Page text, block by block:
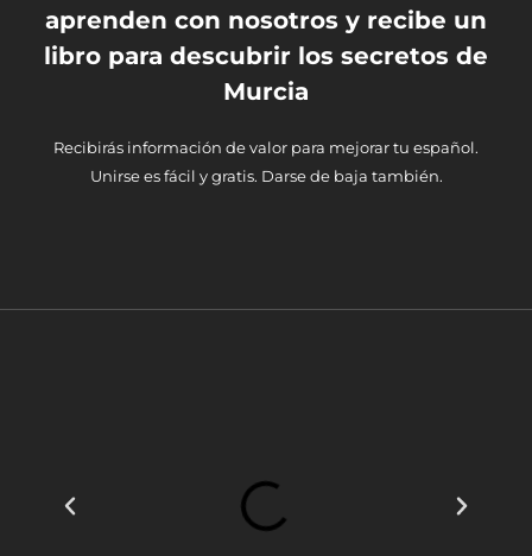
aprenden con nosotros y recibe un
libro para descubrir los secretos de
Murcia
Recibirás información de valor para mejorar tu español.
Unirse es fácil y gratis. Darse de baja también.